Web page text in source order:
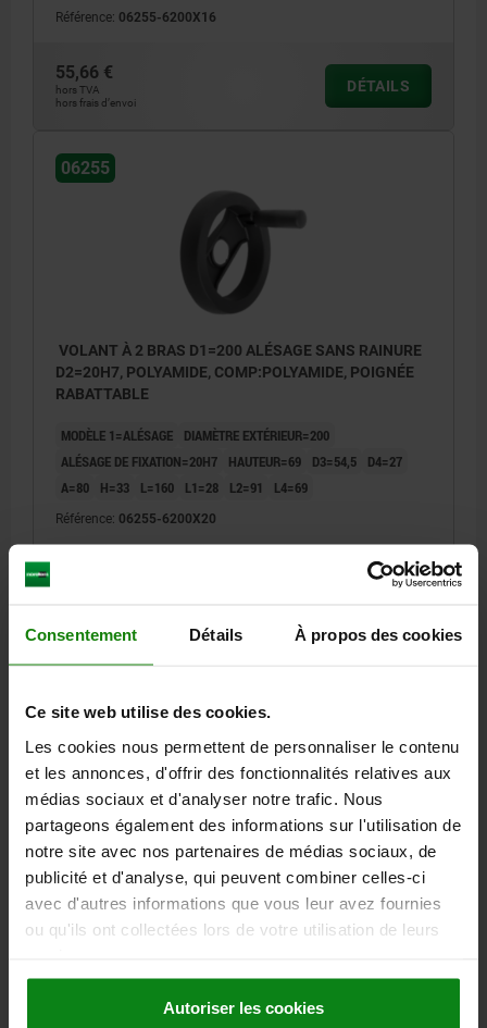
Consentement Détails À propos des cookies
Ce site web utilise des cookies.
Les cookies nous permettent de personnaliser le contenu
et les annonces, d'offrir des fonctionnalités relatives aux
médias sociaux et d'analyser notre trafic. Nous
partageons également des informations sur l'utilisation de
notre site avec nos partenaires de médias sociaux, de
publicité et d'analyse, qui peuvent combiner celles-ci
avec d'autres informations que vous leur avez fournies
ou qu'ils ont collectées lors de votre utilisation de leurs
Autoriser les cookies
Référence: 06255-6200X16
55,66 €
hors TVA
hors frais d’envoi
DÉTAILS
06255
VOLANT À 2 BRAS D1=200 ALÉSAGE SANS RAINURE
D2=20H7, POLYAMIDE, COMP:POLYAMIDE, POIGNÉE
RABATTABLE
MODÈLE 1=ALÉSAGE
DIAMÈTRE EXTÉRIEUR=200
ALÉSAGE DE FIXATION=20H7
HAUTEUR=69 D3=54,5
D4=27
A=80
H=33 L=160 L1=28 L2=91 L4=69
Référence: 06255-6200X20
DÉTAILS
06255
VOLANT À 2 BRAS D1=346 ALÉSAGE SANS RAINURE
D2=20H7, POLYAMIDE, COMP:POLYAMIDE, POIGNÉE
RABATTABLE
MODÈLE 1=ALÉSAGE DIAMÈTRE EXTÉRIEUR=346